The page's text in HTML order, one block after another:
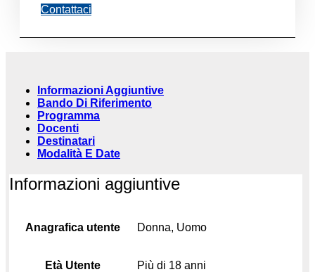
Contattaci
Informazioni Aggiuntive
Bando Di Riferimento
Programma
Docenti
Destinatari
Modalità E Date
Informazioni aggiuntive
Anagrafica utente Donna, Uomo
Età Utente Più di 18 anni